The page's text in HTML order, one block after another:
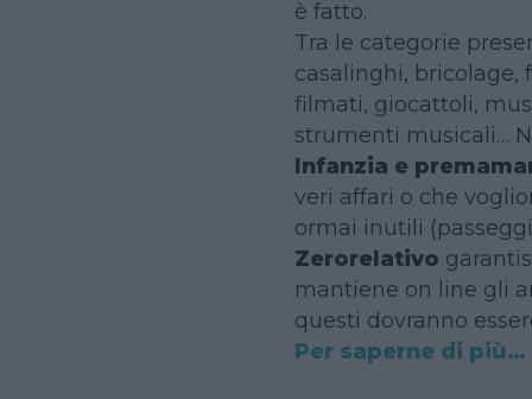
è fatto.
Tra le categorie
casalinghi, bricolage,
filmati, giocattoli,
strumenti musicali…
Infanzia e
veri affari o che
ormai inutili
Zerorelativo
mantiene on line gli
questi dovranno
Per saperne di più…